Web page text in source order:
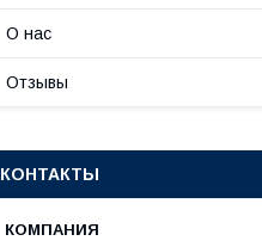
О нас
Отзывы
КОНТАКТЫ